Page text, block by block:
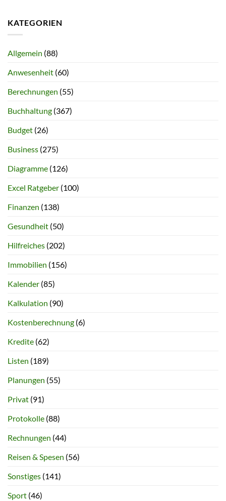
KATEGORIEN
Allgemein (88)
Anwesenheit (60)
Berechnungen (55)
Buchhaltung (367)
Budget (26)
Business (275)
Diagramme (126)
Excel Ratgeber (100)
Finanzen (138)
Gesundheit (50)
Hilfreiches (202)
Immobilien (156)
Kalender (85)
Kalkulation (90)
Kostenberechnung (6)
Kredite (62)
Listen (189)
Planungen (55)
Privat (91)
Protokolle (88)
Rechnungen (44)
Reisen & Spesen (56)
Sonstiges (141)
Sport (46)